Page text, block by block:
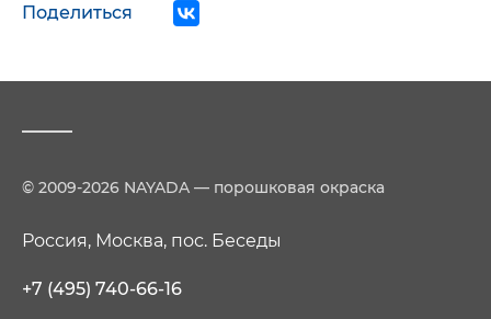
Поделиться
© 2009-2026 NAYADA — порошковая окраска
Россия, Москва, пос. Беседы
+7 (495) 740-66-16